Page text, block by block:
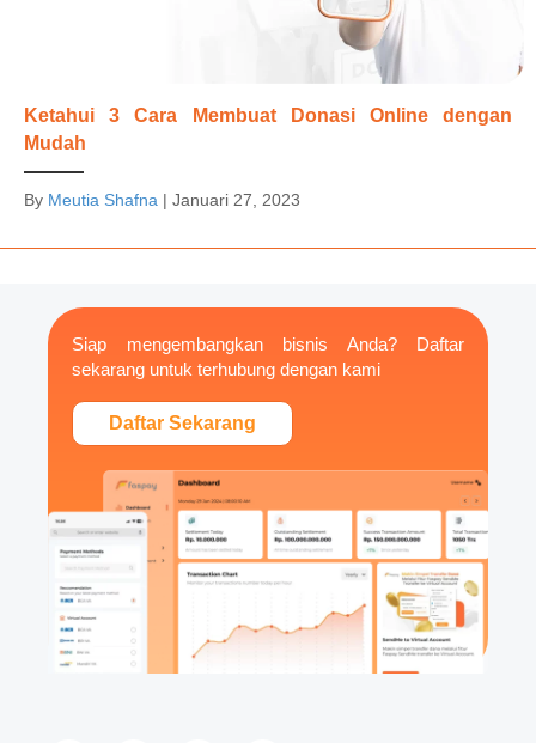
Ketahui 3 Cara Membuat Donasi Online dengan
Mudah
By Meutia Shafna | Januari 27, 2023
Siap mengembangkan bisnis Anda? Daftar
sekarang untuk terhubung dengan kami
Daftar Sekarang